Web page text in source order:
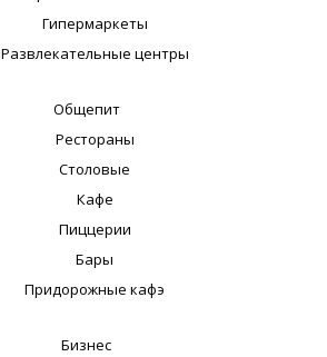
Гипермаркеты
Развлекательные центры
Общепит
Рестораны
Столовые
Кафе
Пиццерии
Бары
Придорожные кафэ
Бизнес